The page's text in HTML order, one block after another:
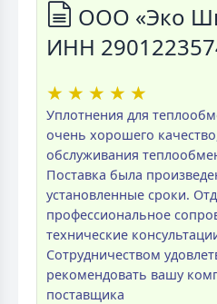
ООО «Эко
ИНН
★ ★ ★ ★ ★
Уплотнения для
очень хорошего
обслуживания
Поставка была
установленные сроки.
профессиональное
технические
Сотрудничеством
рекомендовать вашу
поставщика